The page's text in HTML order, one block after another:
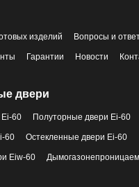
изделий Вопросы и
Гарантии Новости
двери
60 Полуторные двери Ei-60
60 Остекленные двери Ei-60
Eiw-60